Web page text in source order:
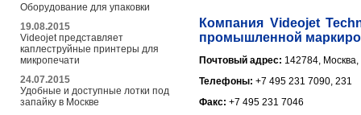
Оборудование для упаковки
19.08.2015
Videojet представляет
каплеструйные принтеры для
микропечати
24.07.2015
Удобные и доступные лотки под
запайку в Москве
Компания Videojet
промышленной
Почтовый адрес: 142784,
Телефоны: +7 495 231 7090, 231
Факс: +7 495 231 7046